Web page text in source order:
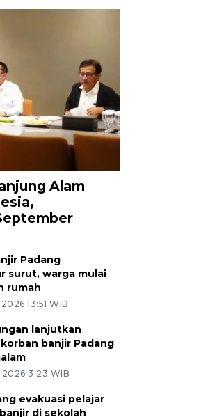
Alam
Padang
surut, warga mulai
rumah
13:51 WIB
lanjutkan
banjir Padang
3:23 WIB
evakuasi pelajar
di sekolah